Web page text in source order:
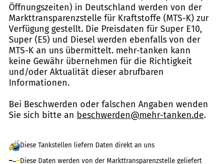
Öffnungszeiten) in Deutschland werden von der
Markttransparenzstelle für Kraftstoffe (MTS-K) zur
Verfügung gestellt. Die Preisdaten für Super E10,
Super (E5) und Diesel werden ebenfalls von der
MTS-K an uns übermittelt. mehr-tanken kann
keine Gewähr übernehmen für die Richtigkeit
und/oder Aktualität dieser abrufbaren
Informationen.
Bei Beschwerden oder falschen Angaben wenden
Sie sich bitte an beschwerden@mehr-tanken.de.
Diese Tankstellen liefern Daten direkt an uns
Diese Daten werden von der Markttransparenzstelle geliefert